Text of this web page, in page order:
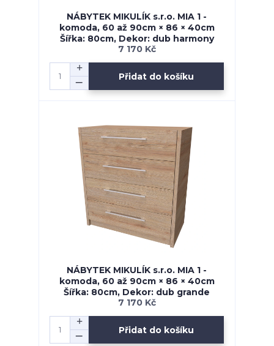
NÁBYTEK MIKULÍK s.r.o. MIA 1 -
komoda, 60 až 90cm × 86 × 40cm
Šířka: 80cm, Dekor: dub harmony
7 170 Kč
Přidat do košíku
NÁBYTEK MIKULÍK s.r.o. MIA 1 -
komoda, 60 až 90cm × 86 × 40cm
Šířka: 80cm, Dekor: dub grande
7 170 Kč
Přidat do košíku